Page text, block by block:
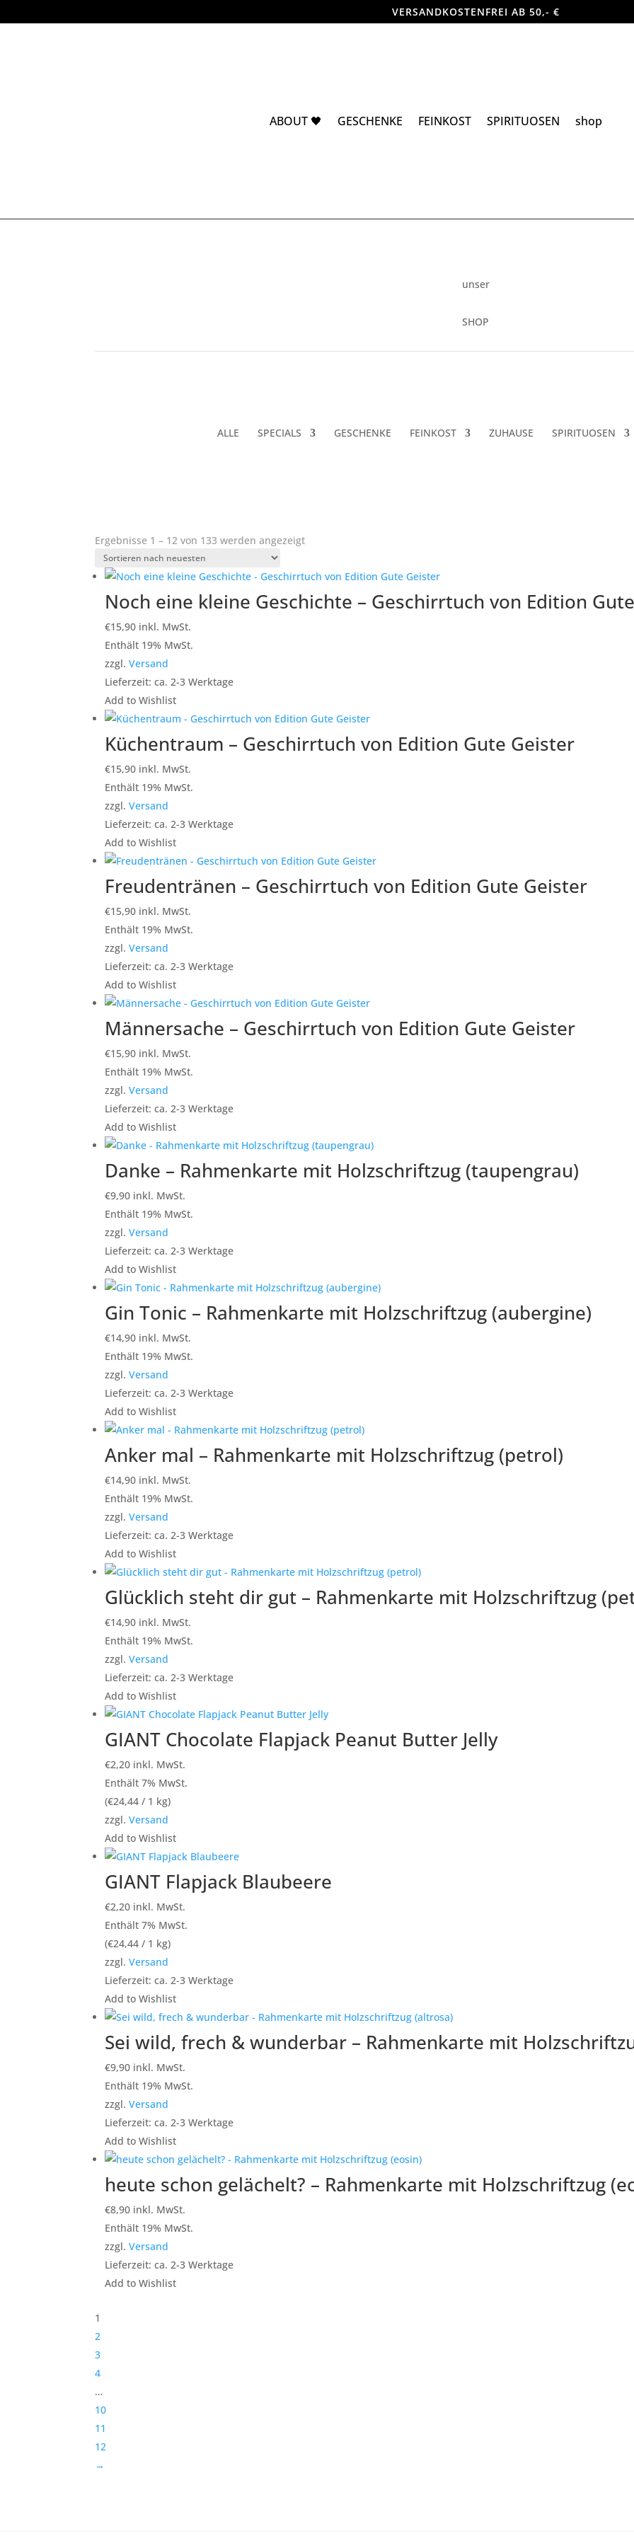
VERSANDKOSTENFREI AB 50,- €
ABOUT 🖤 GESCHENKE FEINKOST SPIRITUOSEN shop
unser
SHOP
ALLE SPECIALS GESCHENKE FEINKOST ZUHAUSE SPIRITUOSEN
Ergebnisse 1 – 12 von 133 werden angezeigtNach
sortiert
Noch eine kleine Geschichte – Geschirrtuch von Edition
€15,90 inkl. MwSt.
Enthält 19% MwSt.
zzgl.Versand
Lieferzeit: ca. 2-3 Werktage
Add to Wishlist
Küchentraum – Geschirrtuch von Edition Gute Geister
€15,90 inkl. MwSt.
Enthält 19% MwSt.
zzgl.Versand
Lieferzeit: ca. 2-3 Werktage
Add to Wishlist
Freudentränen – Geschirrtuch von Edition Gute Geister
€15,90 inkl. MwSt.
Enthält 19% MwSt.
zzgl.Versand
Lieferzeit: ca. 2-3 Werktage
Add to Wishlist
Männersache – Geschirrtuch von Edition Gute Geister
€15,90 inkl. MwSt.
Enthält 19% MwSt.
zzgl.Versand
Lieferzeit: ca. 2-3 Werktage
Add to Wishlist
Danke – Rahmenkarte mit Holzschriftzug (taupengrau)
€9,90 inkl. MwSt.
Enthält 19% MwSt.
zzgl.Versand
Lieferzeit: ca. 2-3 Werktage
Add to Wishlist
Gin Tonic – Rahmenkarte mit Holzschriftzug (aubergine)
€14,90 inkl. MwSt.
Enthält 19% MwSt.
zzgl.Versand
Lieferzeit: ca. 2-3 Werktage
Add to Wishlist
Anker mal – Rahmenkarte mit Holzschriftzug (petrol)
€14,90 inkl. MwSt.
Enthält 19% MwSt.
zzgl.Versand
Lieferzeit: ca. 2-3 Werktage
Add to Wishlist
Glücklich steht dir gut – Rahmenkarte mit Holzschriftzug
€14,90 inkl. MwSt.
Enthält 19% MwSt.
zzgl.Versand
Lieferzeit: ca. 2-3 Werktage
Add to Wishlist
GIANT Chocolate Flapjack Peanut Butter Jelly
€2,20 inkl. MwSt.
Enthält 7% MwSt.
(€24,44 / 1 kg)
zzgl.Versand
Add to Wishlist
GIANT Flapjack Blaubeere
€2,20 inkl. MwSt.
Enthält 7% MwSt.
(€24,44 / 1 kg)
zzgl.Versand
Lieferzeit: ca. 2-3 Werktage
Add to Wishlist
Sei wild, frech & wunderbar – Rahmenkarte mit
€9,90 inkl. MwSt.
Enthält 19% MwSt.
zzgl.Versand
Lieferzeit: ca. 2-3 Werktage
Add to Wishlist
heute schon gelächelt? – Rahmenkarte mit Holzschriftzug
€8,90 inkl. MwSt.
Enthält 19% MwSt.
zzgl.Versand
Lieferzeit: ca. 2-3 Werktage
Add to Wishlist
1
2
3
4
…
10
11
12
→